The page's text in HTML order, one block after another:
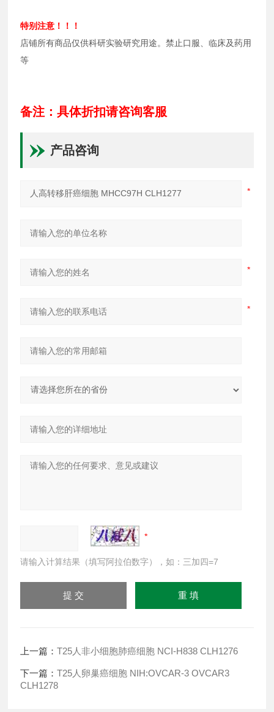
特别注意！！！
店铺所有商品仅供科研实验研究用途。禁止口服、临床及药用
等
备注：具体折扣请咨询客服
产品咨询
请输入计算结果（填写阿拉伯数字），如：三加四=7
上一篇：T25人非小细胞肺癌细胞 NCI-H838 CLH1276
下一篇：T25人卵巢癌细胞 NIH:OVCAR-3 OVCAR3
CLH1278